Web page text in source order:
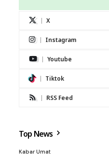
X
Instagram
Youtube
Tiktok
RSS Feed
Top News
Kabar Umat